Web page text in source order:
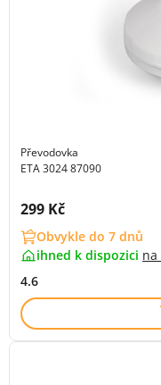
Převodovka
ETA 3024 87090
Cena s DPH:
299 Kč
Obvykle do 7 dnů
ihned k dispozici na
4.6